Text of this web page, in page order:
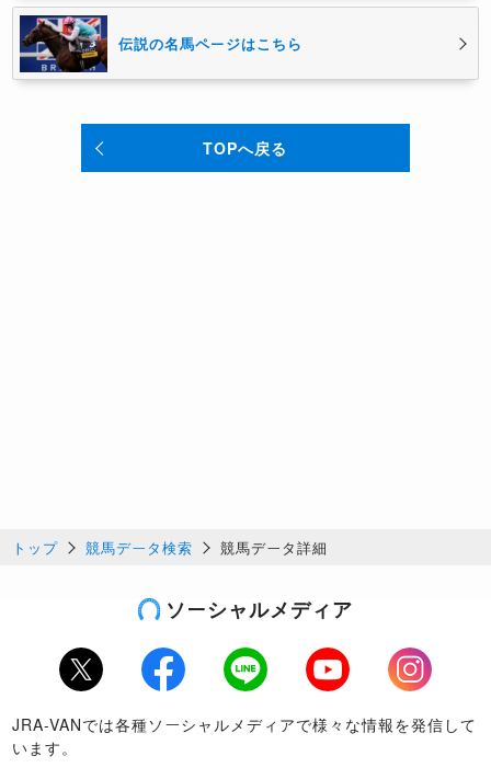
伝説の名馬ページはこちら
TOPへ戻る
トップ 競馬データ検索 競馬データ詳細
ソーシャルメディア
Twitter Facebook LINE Youtube
Instagram
JRA-VANでは各種ソーシャルメディアで様々な情報を発信して
います。